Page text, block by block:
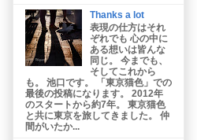
Thanks a lot
表現の仕方はそれ
ぞれでも 心の中に
ある想いは皆んな
同じ。 今までも、
そしてこれから
も。 池口です。 「東京猫色」での
最後の投稿になります。 2012年
のスタートから約7年。 東京猫色
と共に東京を旅してきました。 仲
間がいたか...